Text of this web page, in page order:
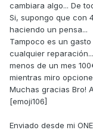
cambiara algo... De
Si, supongo que con
haciendo un pensa...
Tampoco es un
cualquier
menos de un mes
mientras miro
Muchas gracias Bro!
[emoji106]
Enviado desde mi